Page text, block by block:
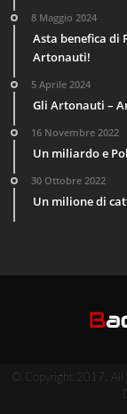
8 Maggio 2024
Asta benefica di
Artonauti!
5 Aprile 2024
Gli Artonauti –
16 Novembre 2022
Un miliardo e
30 Ottobre 2022
Un milione di
© Copyright 2017, All